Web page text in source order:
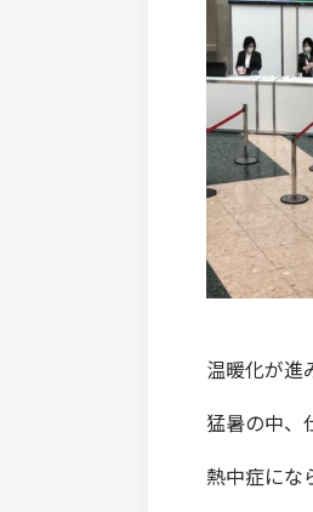
温暖化が進
猛暑の中、
熱中症にな